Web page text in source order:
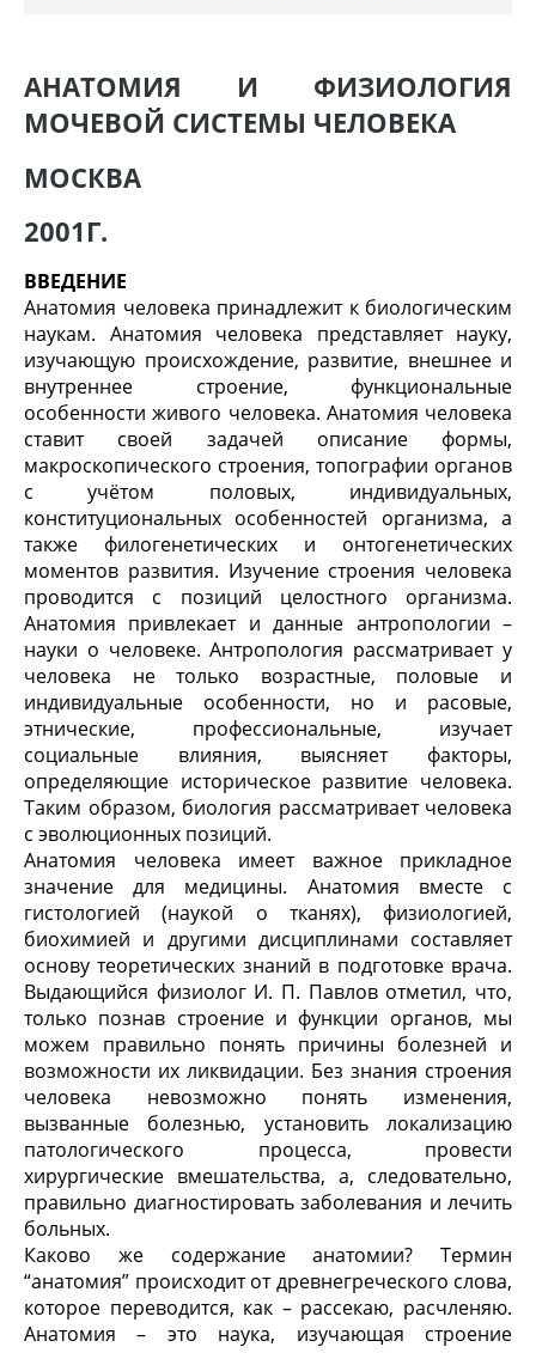
АНАТОМИЯ И ФИЗИОЛОГИЯ
МОЧЕВОЙ СИСТЕМЫ ЧЕЛОВЕКА
МОСКВА
2001Г.
ВВЕДЕНИЕ
Анатомия человека принадлежит к биологическим
наукам. Анатомия человека представляет науку,
изучающую происхождение, развитие, внешнее и
внутреннее строение, функциональные
особенности живого человека. Анатомия человека
ставит своей задачей описание формы,
макроскопического строения, топографии органов
с учётом половых, индивидуальных,
конституциональных особенностей организма, а
также филогенетических и онтогенетических
моментов развития. Изучение строения человека
проводится с позиций целостного организма.
Анатомия привлекает и данные антропологии –
науки о человеке. Антропология рассматривает у
человека не только возрастные, половые и
индивидуальные особенности, но и расовые,
этнические, профессиональные, изучает
социальные влияния, выясняет факторы,
определяющие историческое развитие человека.
Таким образом, биология рассматривает человека
с эволюционных позиций.
Анатомия человека имеет важное прикладное
значение для медицины. Анатомия вместе с
гистологией (наукой о тканях), физиологией,
биохимией и другими дисциплинами составляет
основу теоретических знаний в подготовке врача.
Выдающийся физиолог И. П. Павлов отметил, что,
только познав строение и функции органов, мы
можем правильно понять причины болезней и
возможности их ликвидации. Без знания строения
человека невозможно понять изменения,
вызванные болезнью, установить локализацию
патологического процесса, провести
хирургические вмешательства, а, следовательно,
правильно диагностировать заболевания и лечить
больных.
Каково же содержание анатомии? Термин
“анатомия” происходит от древнегреческого слова,
которое переводится, как – рассекаю, расчленяю.
Анатомия – это наука, изучающая строение